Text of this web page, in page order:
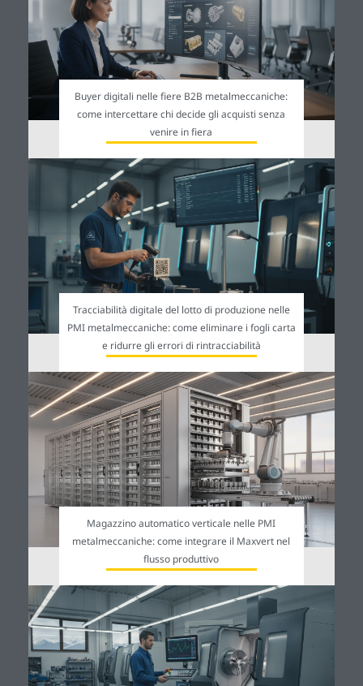
Buyer digitali nelle fiere B2B metalmeccaniche:
come intercettare chi decide gli acquisti senza
venire in fiera
Tracciabilità digitale del lotto di produzione nelle
PMI metalmeccaniche: come eliminare i fogli carta
e ridurre gli errori di rintracciabilità
Magazzino automatico verticale nelle PMI
metalmeccaniche: come integrare il Maxvert nel
flusso produttivo